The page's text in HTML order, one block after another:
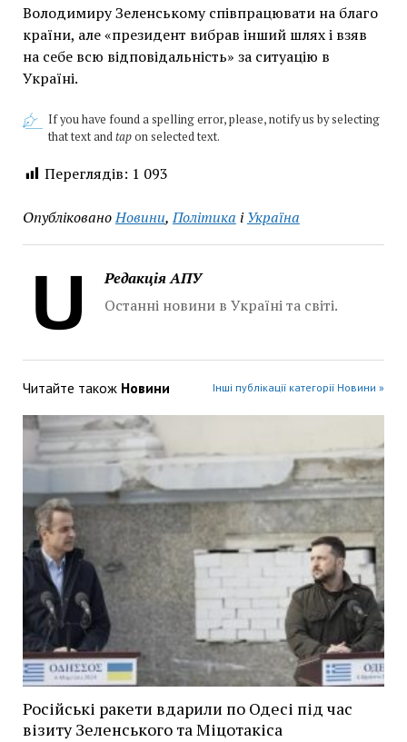
Володимиру Зеленському співпрацювати на благо
країни, але «президент вибрав інший шлях і взяв
на себе всю відповідальність» за ситуацію в
Україні.
If you have found a spelling error, please, notify us by selecting
that text andtapon selected text.
Переглядів: 1 093
ОпублікованоНовини,Політика іУкраїна
Редакція АПУ
Останні новини в Україні та світі.
Читайте також Новини Інші публікації категорії Новини »
Російські ракети вдарили по Одесі під час
візиту Зеленського та Міцотакіса